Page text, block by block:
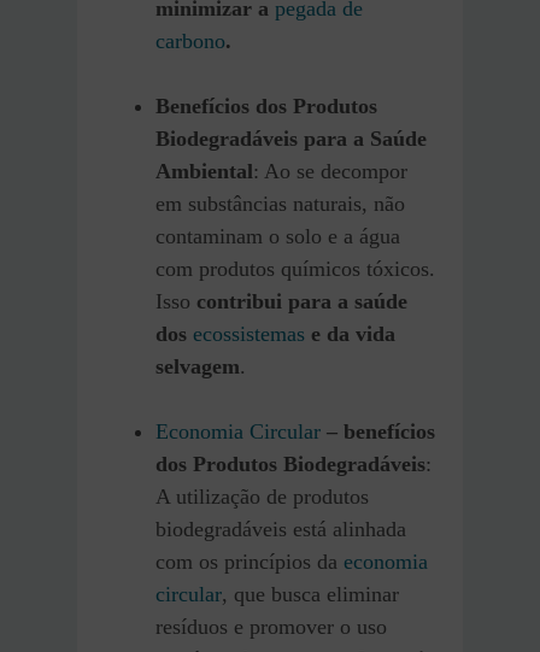
minimizar a pegada de
carbono.
Benefícios dos Produtos
Biodegradáveis para a Saúde
Ambiental: Ao se decompor
em substâncias naturais, não
contaminam o solo e a água
com produtos químicos tóxicos.
Isso contribui para a saúde
dos ecossistemas e da vida
selvagem.
Economia Circular – benefícios
dos Produtos Biodegradáveis:
A utilização de produtos
biodegradáveis está alinhada
com os princípios da economia
circular, que busca eliminar
resíduos e promover o uso